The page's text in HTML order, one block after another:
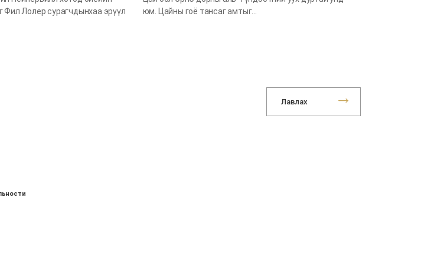
Фил Лолер сурагчдынхаа эрүүл
юм. Цайны гоё тансаг амтыг…
Лавлах